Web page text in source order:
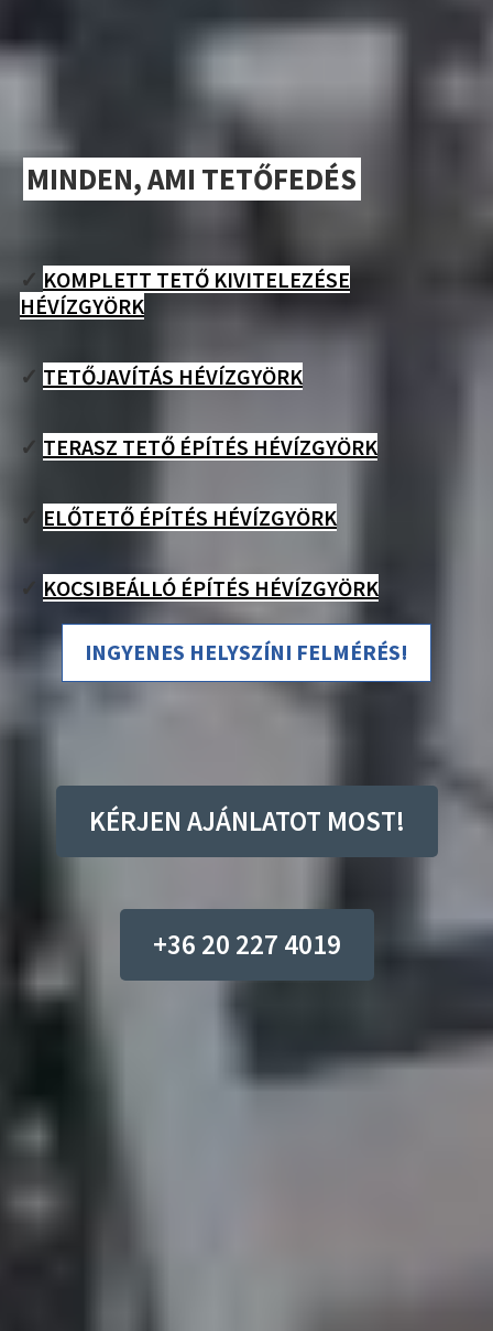
MINDEN, AMI TETŐFEDÉS
✓ KOMPLETT TETŐ KIVITELEZÉSE
HÉVÍZGYÖRK
✓ TETŐJAVÍTÁS HÉVÍZGYÖRK
✓ TERASZ TETŐ ÉPÍTÉS HÉVÍZGYÖRK
✓ ELŐTETŐ ÉPÍTÉS HÉVÍZGYÖRK
✓ KOCSIBEÁLLÓ ÉPÍTÉS HÉVÍZGYÖRK
INGYENES HELYSZÍNI FELMÉRÉS!
KÉRJEN AJÁNLATOT MOST!
+36 20 227 4019